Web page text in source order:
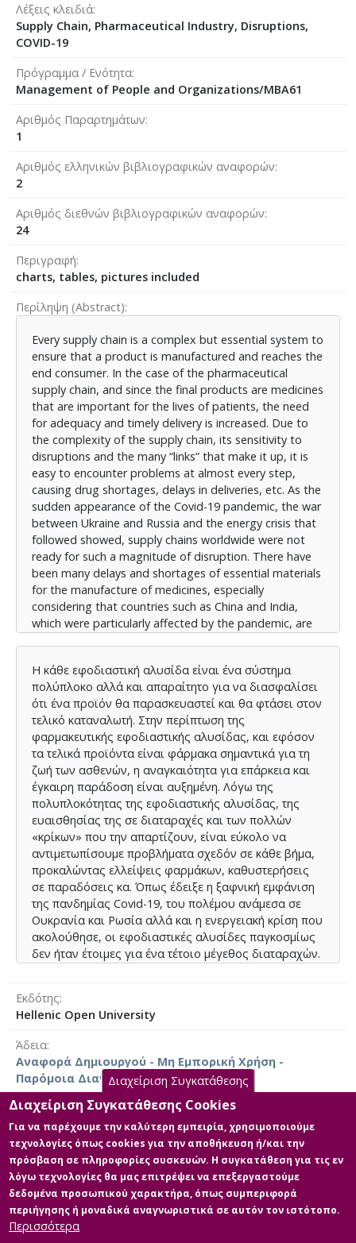
Λέξεις κλειδιά
Supply Chain, Pharmaceutical Industry, Disruptions,
COVID-19
Πρόγραμμα / Ενότητα
Management of People and Organizations/MBA61
Αριθμός Παραρτημάτων
1
Αριθμός ελληνικών βιβλιογραφικών αναφορών
2
Αριθμός διεθνών βιβλιογραφικών αναφορών
24
Περιγραφή
charts, tables, pictures included
Περίληψη (Abstract)
Every supply chain is a complex but essential system to
ensure that a product is manufactured and reaches the
end consumer. In the case of the pharmaceutical
supply chain, and since the final products are medicines
that are important for the lives of patients, the need
for adequacy and timely delivery is increased. Due to
the complexity of the supply chain, its sensitivity to
disruptions and the many “links” that make it up, it is
easy to encounter problems at almost every step,
causing drug shortages, delays in deliveries, etc. As the
sudden appearance of the Covid-19 pandemic, the war
between Ukraine and Russia and the energy crisis that
followed showed, supply chains worldwide were not
ready for such a magnitude of disruption. There have
been many delays and shortages of essential materials
for the manufacture of medicines, especially
considering that countries such as China and India,
which were particularly affected by the pandemic, are
In this paper, we will examine the time frame of Covid-
19 and the war and how these events affected Greece
and the Greek pharmaceutical industry and supply
chain. We will achieve this through a survey with a
questionnaire in an interview structure, in which
employees of companies in the pharmaceutical
industry in different sectors participated. The survey
revealed that Greece faced similar difficulties as the
global pharmaceutical industry, however, the
companies that participated in the survey acted
quickly, according to their employees, and a relative
normality has now been established in the industry, at
least in what has to do with the disruptions due to the
pandemic, since the war and the energy crisis continue.
Η κάθε εφοδιαστική αλυσίδα είναι ένα σύστημα
πολύπλοκο αλλά και απαραίτητο για να διασφαλίσει
ότι ένα προϊόν θα παρασκευαστεί και θα φτάσει στον
τελικό καταναλωτή. Στην περίπτωση της
φαρμακευτικής εφοδιαστικής αλυσίδας, και εφόσον
τα τελικά προϊόντα είναι φάρμακα σημαντικά για τη
ζωή των ασθενών, η αναγκαιότητα για επάρκεια και
έγκαιρη παράδοση είναι αυξημένη. Λόγω της
πολυπλοκότητας της εφοδιαστικής αλυσίδας, της
ευαισθησίας της σε διαταραχές και των πολλών
«κρίκων» που την απαρτίζουν, είναι εύκολο να
αντιμετωπίσουμε προβλήματα σχεδόν σε κάθε βήμα,
προκαλώντας ελλείψεις φαρμάκων, καθυστερήσεις
σε παραδόσεις κα. Όπως έδειξε η ξαφνική εμφάνιση
της πανδημίας Covid-19, του πολέμου ανάμεσα σε
Ουκρανία και Ρωσία αλλά και η ενεργειακή κρίση που
ακολούθησε, οι εφοδιαστικές αλυσίδες παγκοσμίως
δεν ήταν έτοιμες για ένα τέτοιο μέγεθος διαταραχών.
λάβουμε ειδικά υπόψιν ότι χώρες όπως η Κίνα και η
Ινδία, που επηρεάστηκαν ιδιαίτερων από την
πρώτων υλών παγκοσμίως.
Στην παρούσα εργασία, θα εξετάσουμε το χρονικό
πλαίσιο του Covid-19 και του πολέμου και πως αυτά
τα γεγονότα επηρέασαν την Ελλάδα και την ελληνική
φαρμακευτική βιομηχανία και εφοδιαστική αλυσίδα.
Αυτό θα το καταφέρουμε μέσω έρευνας με
ερωτηματολόγιο σε δομή συνέντευξης, στο οποίο
συμμετείχαν εργαζόμενοι σε εταιρείες στην
φαρμακοβιομηχανία σε διαφορετικούς τομείς. Από
την έρευνα προέκυψε ότι η Ελλάδα αντιμετώπισε
ανάλογες δυσκολίες όπως και η παγκόσμια
Εκδότης
Hellenic Open University
Άδεια
Αναφορά Δημιουργού - Μη Εμπορική Χρήση -
Παρόμοια Διανομή 4.0 Διεθνές
Κύρια Αρχεία Διατριβής
Full text
Περιγραφή: HOU_MBA
DISSERTATION_KATSIKI
Διαχείριση Συγκατάθεσης
Διαχείριση Συγκατάθεσης Cookies
Για να παρέχουμε την καλύτερη εμπειρία, χρησιμοποιούμε
τεχνολογίες όπως cookies για την αποθήκευση ή/και την
πρόσβαση σε πληροφορίες συσκευών. Η συγκατάθεση για τις εν
λόγω τεχνολογίες θα μας επιτρέψει να επεξεργαστούμε
δεδομένα προσωπικού χαρακτήρα, όπως συμπεριφορά
περιήγησης ή μοναδικά αναγνωριστικά σε αυτόν τον ιστότοπο.
Περισσότερα